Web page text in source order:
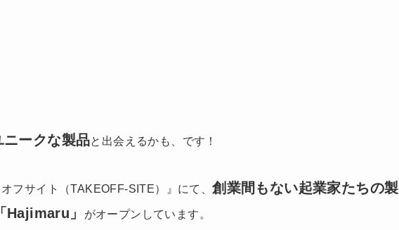
ニークな製品と出会えるかも、です！
フサイト（TAKEOFF-SITE）』にて、創業間もない起業家たちの製
「Hajimaru」 がオープンしています。